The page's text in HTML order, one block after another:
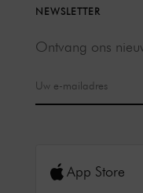
NEWSLETTER
Ontvang ons
App Store